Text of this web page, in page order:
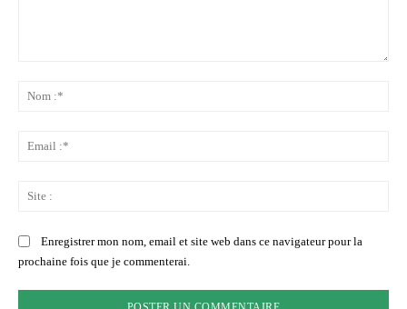
Enregistrer mon nom, email et site web dans ce navigateur pour la
prochaine fois que je commenterai.